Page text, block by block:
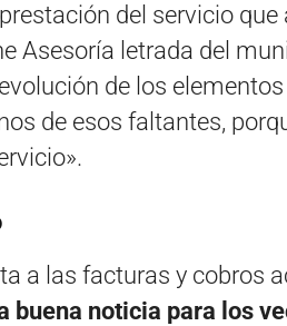
del servicio que
Asesoría letrada del
de los
de esos faltantes,
a las facturas y cobros
buena noticia para los